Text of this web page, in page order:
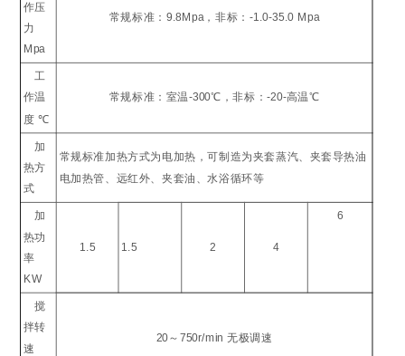
作压
力
Mpa
常规标准：9.8Mpa，非标：-1.0-35.0 Mpa
工
作温
度 ℃
常规标准：室温-300℃ ，非标：-20-高温℃
加
热方
式
常规标准加热方式为电加热，可制造为夹套蒸汽、夹套导热油
电加热管、远红外、夹套油、水浴循环等
加
热功
率
KW
1.5 1.5 2 4
6
搅
拌转
速
20～750r/min无极调速